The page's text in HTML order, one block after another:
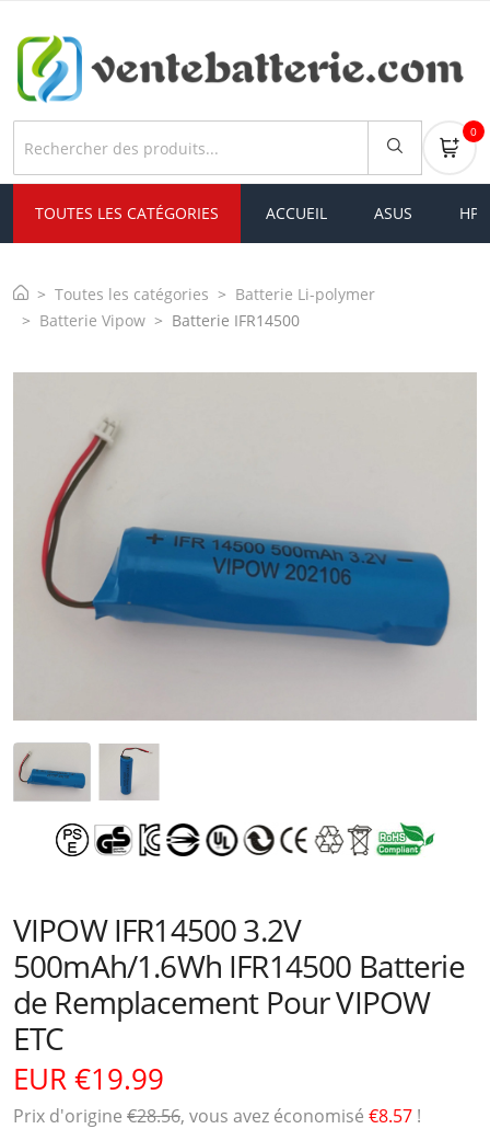
0
TOUTES LES CATÉGORIES ACCUEIL ASUS HP
Toutes les catégories
Batterie Li-polymer
Batterie Vipow
Batterie IFR14500
VIPOW IFR14500 3.2V
500mAh/1.6Wh IFR14500 Batterie
de Remplacement Pour VIPOW
ETC
EUR €19.99
Prix ​​d'origine €28.56, vous avez économisé €8.57 !